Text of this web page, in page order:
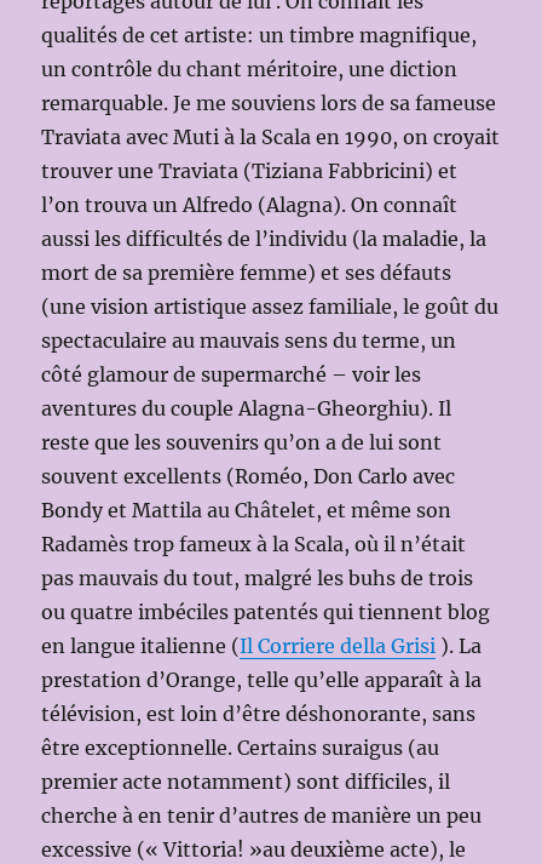
qualités de cet artiste: un timbre magnifique,
un contrôle du chant méritoire, une diction
remarquable. Je me souviens lors de sa fameuse
Traviata avec Muti à la Scala en 1990, on croyait
trouver une Traviata (Tiziana Fabbricini) et
l’on trouva un Alfredo (Alagna). On connaît
aussi les difficultés de l’individu (la maladie, la
mort de sa première femme) et ses défauts
(une vision artistique assez familiale, le goût du
spectaculaire au mauvais sens du terme, un
côté glamour de supermarché – voir les
aventures du couple Alagna-Gheorghiu). Il
reste que les souvenirs qu’on a de lui sont
souvent excellents (Roméo, Don Carlo avec
Bondy et Mattila au Châtelet, et même son
Radamès trop fameux à la Scala, où il n’était
pas mauvais du tout, malgré les buhs de trois
ou quatre imbéciles patentés qui tiennent blog
en langue italienne (Il Corriere della Grisi ). La
prestation d’Orange, telle qu’elle apparaît à la
télévision, est loin d’être déshonorante, sans
être exceptionnelle. Certains suraigus (au
premier acte notamment) sont difficiles, il
cherche à en tenir d’autres de manière un peu
excessive (« Vittoria! »au deuxième acte), le